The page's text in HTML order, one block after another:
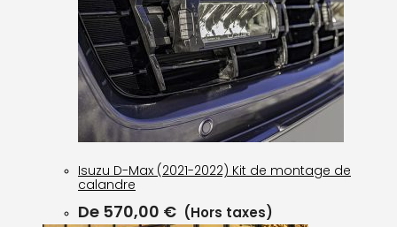
Isuzu D-Max (2021-2022) Kit de montage de
calandre
De 570,00 € (Hors taxes)